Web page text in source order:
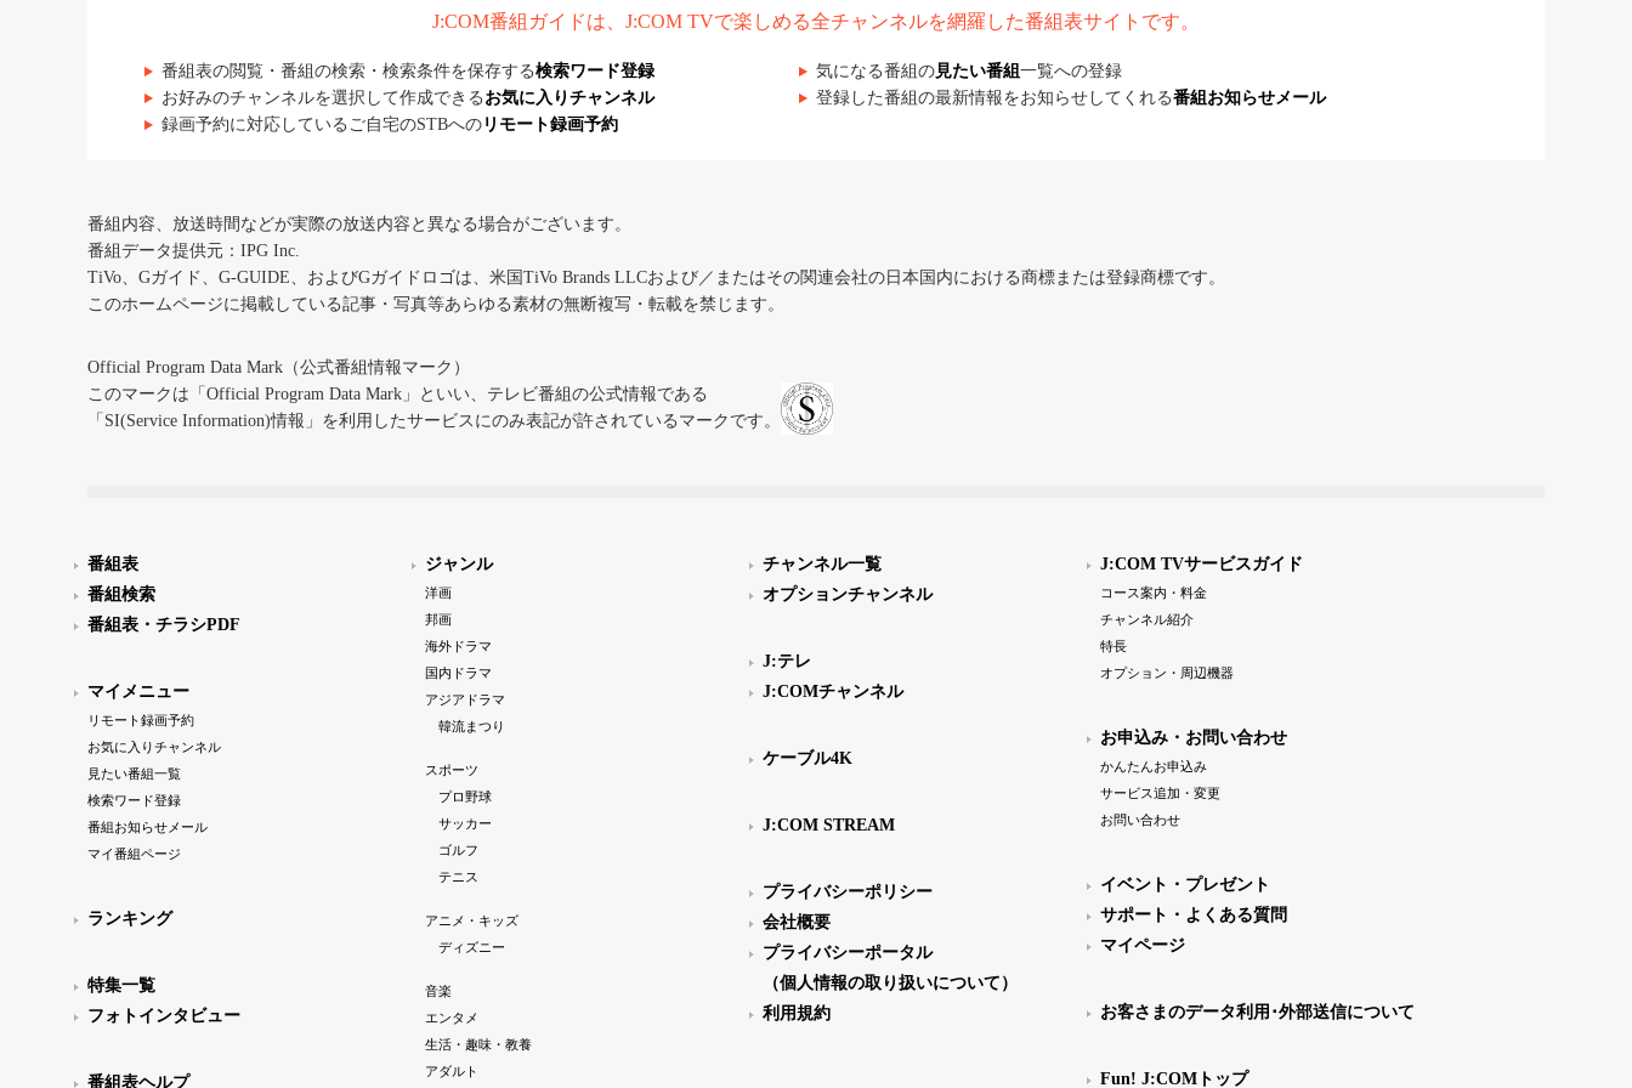
J:COM番組ガイドは、J:COM TVで楽しめる全チャンネルを網羅した番組表サイトです。
番組表の閲覧・番組の検索・検索条件を保存する検索ワード登録 気になる番組の見たい番組 一覧への登録
お好みのチャンネルを選択して作成できる お気に入りチャンネル 登録した番組の最新情報をお知らせしてくれる番組お知らせメール
録画予約に対応しているご自宅のSTBへの リモート録画予約
番組内容、放送時間などが実際の放送内容と異なる場合がございます。
番組データ提供元：IPG Inc.
TiVo、Gガイド、G-GUIDE、およびGガイドロゴは、米国TiVo Brands LLCおよび／またはその関連会社の日本国内における商標または登録商標です。
このホームページに掲載している記事・写真等あらゆる素材の無断複写・転載を禁じます。
Official Program Data Mark（公式番組情報マーク）
このマークは「Official Program Data Mark」といい、テレビ番組の公式情報である
「SI(Service Information)情報」を利用したサービスにのみ表記が許されているマークです。
番組表
番組検索
番組表・チラシPDF
マイメニュー
リモート録画予約
お気に入りチャンネル
見たい番組一覧
検索ワード登録
番組お知らせメール
マイ番組ページ
ランキング
特集一覧
フォトインタビュー
番組表ヘルプ
ジャンル
洋画
邦画
海外ドラマ
国内ドラマ
アジアドラマ
韓流まつり
スポーツ
プロ野球
サッカー
ゴルフ
テニス
アニメ・キッズ
ディズニー
音楽
エンタメ
生活・趣味・教養
アダルト
チャンネル一覧
オプションチャンネル
J:テレ
J:COMチャンネル
ケーブル4K
J:COM STREAM
プライバシーポリシー
会社概要
プライバシーポータル
（個人情報の取り扱いについて）
利用規約
J:COM TVサービスガイド
コース案内・料金
チャンネル紹介
特長
オプション・周辺機器
お申込み・お問い合わせ
かんたんお申込み
サービス追加・変更
お問い合わせ
イベント・プレゼント
サポート・よくある質問
マイページ
お客さまのデータ利用･外部送信について
Fun! J:COMトップ